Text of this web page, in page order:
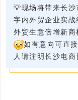
💡现场将带来长
字内外贸企业实
外贸生意倍增新
如有意向可直
人请注明长沙电商